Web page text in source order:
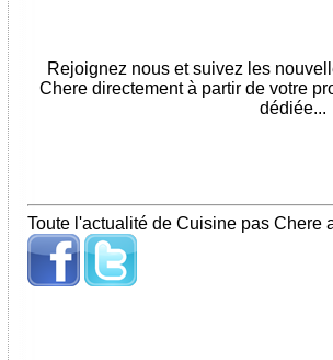
Rejoignez nous et suivez les
Chere directement à partir de votre
dédiée...
Toute l'actualité de Cuisine pas Chere